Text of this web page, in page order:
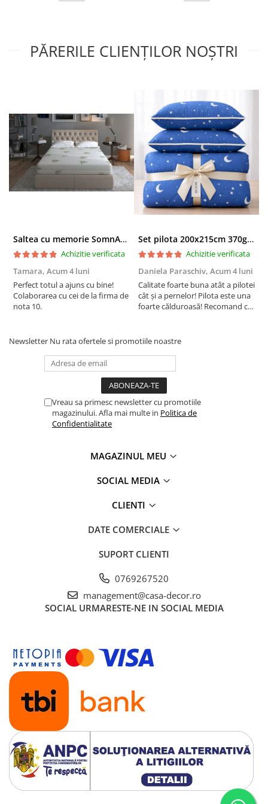
PĂRERILE CLIENȚILOR NOȘTRI
Saltea cu memorie SomnART XXL Memory Plus 160x190, înălțime 25cm, pentru persoane supraponderale, husă Aloe Vera detașabilă, rulată, fermitate mare
Achizitie verificata
Tamara, Acum 4 luni
Perfect totul a ajuns cu bine!
Colaborarea cu cei de la firma de
nota 10.
Set pilota 200x215cm 370g cu 2 perne 50x70,albastru- PLT36
Achizitie verificata
Daniela Paraschiv, Acum 4 luni
Calitate foarte buna atât a pilotei
cât și a pernelor! Pilota este una
foarte călduroasă! Recomand cu
Newsletter Nu rata ofertele si promotiile noastre
Vreau sa primesc newsletter cu promotiile
magazinului. Afla mai multe in Politica de
Confidentialitate
MAGAZINUL MEU
SOCIAL MEDIA
CLIENTI
DATE COMERCIALE
SUPORT CLIENTI
0769267520
management@casa-decor.ro
SOCIAL URMARESTE-NE IN SOCIAL MEDIA